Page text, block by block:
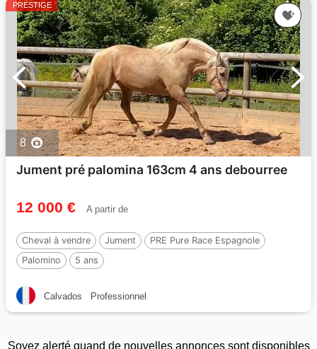
PRESTIGE
8
Jument pré palomina 163cm 4 ans debourree
12 000 € A partir de
Cheval à vendre Jument
PRE Pure Race Espagnole
Palomino
5 ans
Calvados Professionnel
Soyez alerté quand de nouvelles annonces sont disponibles